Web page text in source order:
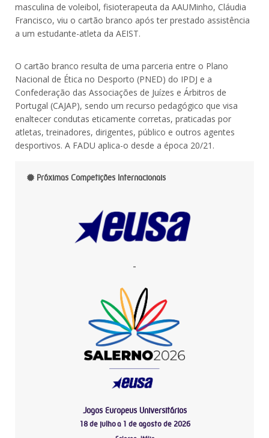
masculina de voleibol, fisioterapeuta da AAUMinho, Cláudia
Francisco, viu o cartão branco após ter prestado assistência
a um estudante-atleta da AEIST.
O cartão branco resulta de uma parceria entre o Plano
Nacional de Ética no Desporto (PNED) do IPDJ e a
Confederação das Associações de Juízes e Árbitros de
Portugal (CAJAP), sendo um recurso pedagógico que visa
enaltecer condutas eticamente corretas, praticadas por
atletas, treinadores, dirigentes, público e outros agentes
desportivos. A FADU aplica-o desde a época 20/21.
Próximas Competições Internacionais
-
Jogos Europeus Universitários
18 de julho a 1 de agosto de 2026